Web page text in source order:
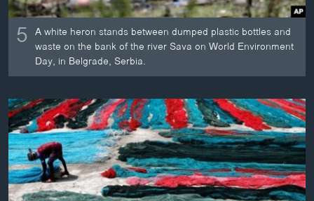
ສຽງ
ລາຍການກະຈາຍສຽງ
ລາຍງານ
ຕິດຕາມພວກເຮົາ ທີ່
ພາສາຕ່າງໆ
5 A white heron stands between dumped plastic bottles and
waste on the bank of the river Sava on World Environment
Day, in Belgrade, Serbia.